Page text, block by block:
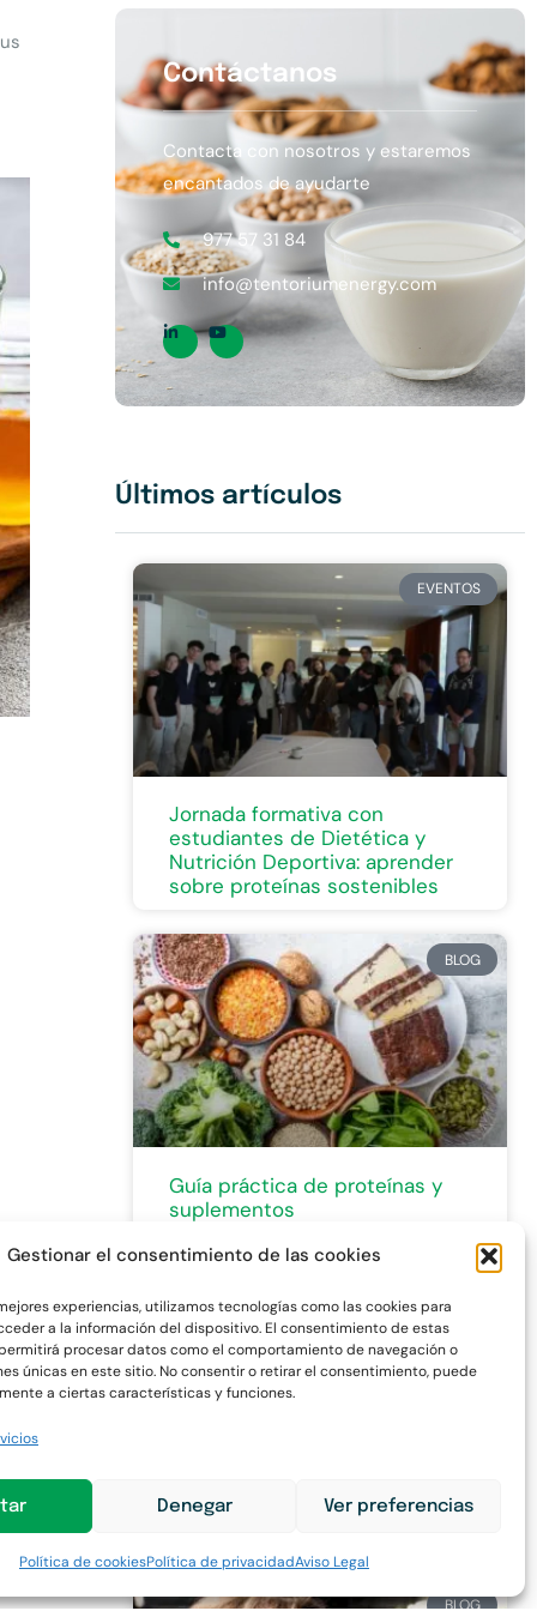
Gestionar el consentimiento de las cookies
experiencias, utilizamos tecnologías como las cookies para
a la información del dispositivo. El consentimiento de estas
procesar datos como el comportamiento de navegación o
únicas en este sitio. No consentir o retirar el consentimiento, puede
a ciertas características y funciones.
Denegar Ver preferencias
Política de cookiesPolítica de privacidadAviso Legal
Contáctanos
Contacta con nosotros y estaremos
encantados de ayudarte
977 57 31 84
info@tentoriumenergy.com
Últimos artículos
EVENTOS
Jornada formativa con
estudiantes de Dietética y
Nutrición Deportiva: aprender
sobre proteínas sostenibles
BLOG
Guía práctica de proteínas y
suplementos
Mitos y verdades sobre la
BLOG